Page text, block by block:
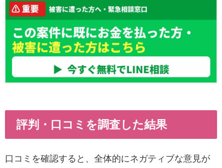
評判・口コミを調査した結果
口コミを確認すると、全体的にネガティブな意見が